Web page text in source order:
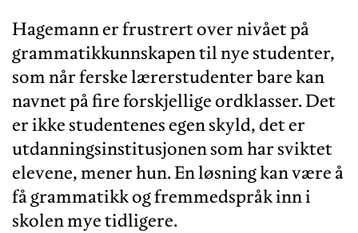
Hagemann er frustrert over nivået på
grammatikkunnskapen til nye studenter,
som når ferske lærerstudenter bare kan
navnet på fire forskjellige ordklasser. Det
er ikke studentenes egen skyld, det er
utdanningsinstitusjonen som har sviktet
elevene, mener hun. En løsning kan være å
få grammatikk og fremmedspråk inn i
skolen mye tidligere.